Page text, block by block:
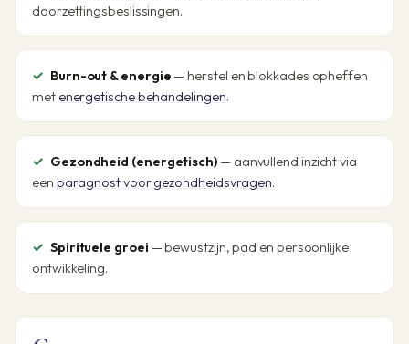
doorzettingsbeslissingen.
Burn-out & energie — herstel en blokkades opheffen
met energetische behandelingen.
Gezondheid (energetisch) — aanvullend inzicht via
een paragnost voor gezondheidsvragen.
Spirituele groei — bewustzijn, pad en persoonlijke
ontwikkeling.